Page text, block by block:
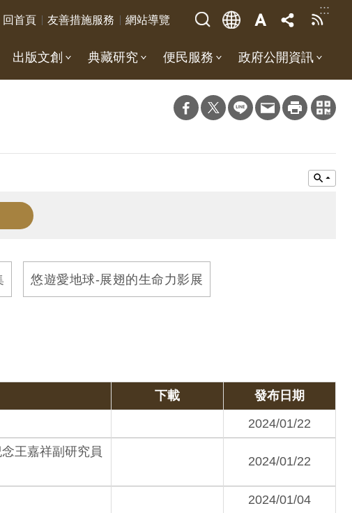
:::
回首頁 友善措施服務 網站導覽
出版文創 典藏研究 便民服務 政府公開資訊
悠遊愛地球-展翅的生命力影展
下載
發布日期
2024/01/22
王嘉祥副研究員
2024/01/22
2024/01/04